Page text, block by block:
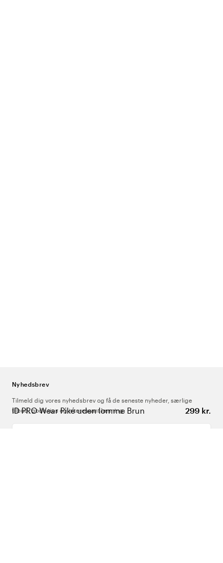
ID PRO Wear Piké uden lomme Brun 299 kr.
Nyhedsbrev
Tilmeld dig vores nyhedsbrev og få de seneste nyheder, særlige
tilbud, gode tips og interessant læsning
Indtast din e-mailadresse